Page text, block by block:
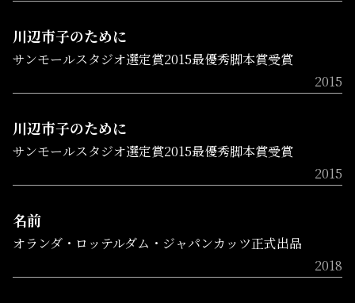
川辺市子のために
サンモールスタジオ選定賞2015最優秀脚本賞受賞
2015
川辺市子のために
サンモールスタジオ選定賞2015最優秀脚本賞受賞
2015
名前
オランダ・ロッテルダム・ジャパンカッツ正式出品
2018